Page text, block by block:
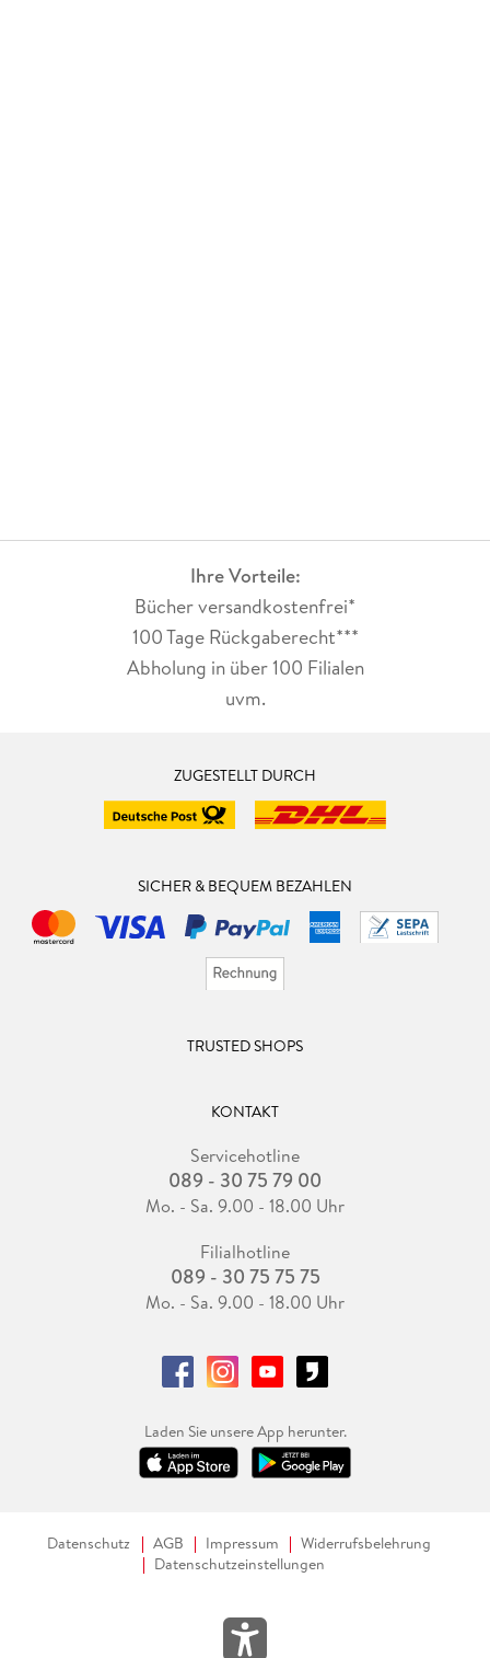
Ihre Vorteile:
Bücher versandkostenfrei*
100 Tage Rückgaberecht***
Abholung in über 100 Filialen
uvm.
ZUGESTELLT DURCH
SICHER & BEQUEM BEZAHLEN
TRUSTED SHOPS
KONTAKT
Servicehotline
089 - 30 75 79 00
Mo. - Sa. 9.00 - 18.00 Uhr
Filialhotline
089 - 30 75 75 75
Mo. - Sa. 9.00 - 18.00 Uhr
Laden Sie unsere App herunter.
Datenschutz AGB Impressum
Widerrufsbelehrung
Datenschutzeinstellungen